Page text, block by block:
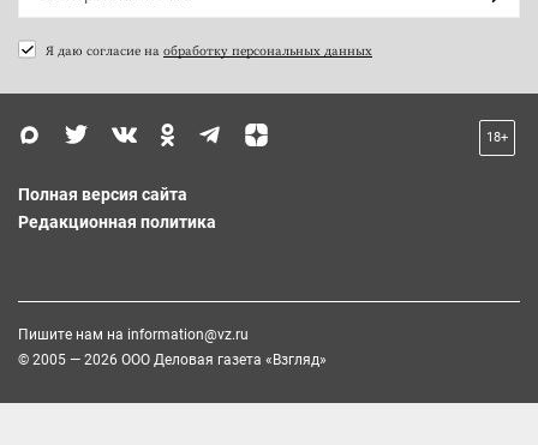
Я даю согласие на обработку персональных данных
18+
Полная версия сайта
Редакционная политика
Пишите нам на information@vz.ru
© 2005 — 2026 ООО Деловая газета «Взгляд»